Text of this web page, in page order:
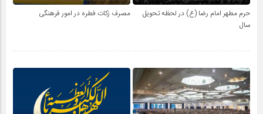
حرم مطهر امام رضا (ع) در لحظه تحویل
سال
مصرف زکات فطره در امور فرهنگی